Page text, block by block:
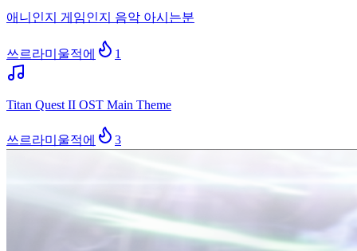
애니인지 게임인지 음악 아시는분
쓰르라미울적에 1
Titan Quest II OST Main Theme
쓰르라미울적에 3